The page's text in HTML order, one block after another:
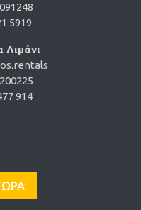
5919
Λιμάνι
914